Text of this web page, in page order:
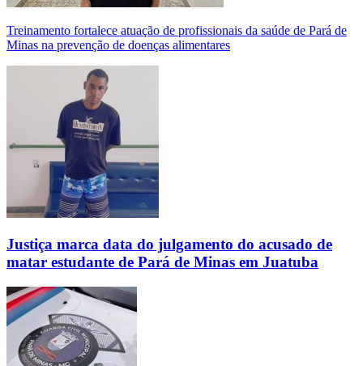
Treinamento fortalece atuação de profissionais da saúde de Pará de
Minas na prevenção de doenças alimentares
Justiça marca data do julgamento do acusado de
matar estudante de Pará de Minas em Juatuba